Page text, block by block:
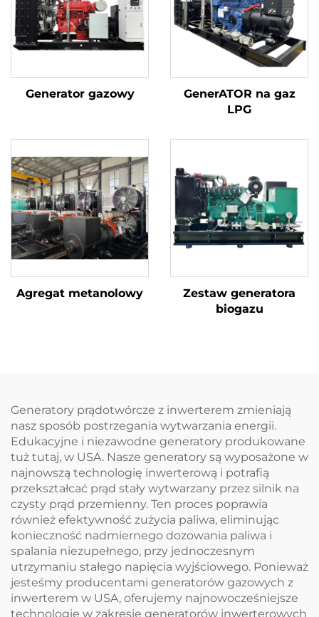
Generator gazowy
GenerATOR na gaz
LPG
Agregat metanolowy
Zestaw generatora
biogazu
Generatory prądotwórcze z inwerterem zmieniają
nasz sposób postrzegania wytwarzania energii.
Edukacyjne i niezawodne generatory produkowane
tuż tutaj, w USA. Nasze generatory są wyposażone w
najnowszą technologię inwerterową i potrafią
przekształcać prąd stały wytwarzany przez silnik na
czysty prąd przemienny. Ten proces poprawia
również efektywność zużycia paliwa, eliminując
konieczność nadmiernego dozowania paliwa i
spalania niezupełnego, przy jednoczesnym
utrzymaniu stałego napięcia wyjściowego. Ponieważ
jesteśmy producentami generatorów gazowych z
inwerterem w USA, oferujemy najnowocześniejsze
technologie w zakresie generatorów inwerterowych